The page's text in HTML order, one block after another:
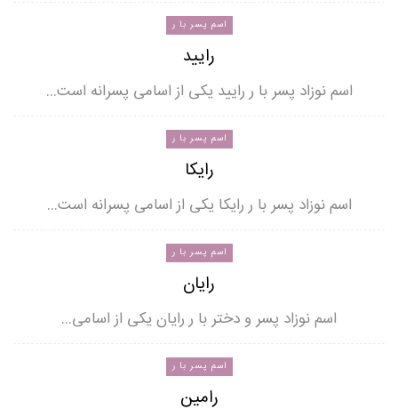
اسم پسر با ر
رایید
اسم نوزاد پسر با ر رایید یکی از اسامی پسرانه است…
اسم پسر با ر
رایکا
اسم نوزاد پسر با ر رایکا یکی از اسامی پسرانه است…
اسم پسر با ر
رایان
اسم نوزاد پسر و دختر با ر رایان یکی از اسامی…
اسم پسر با ر
رامین